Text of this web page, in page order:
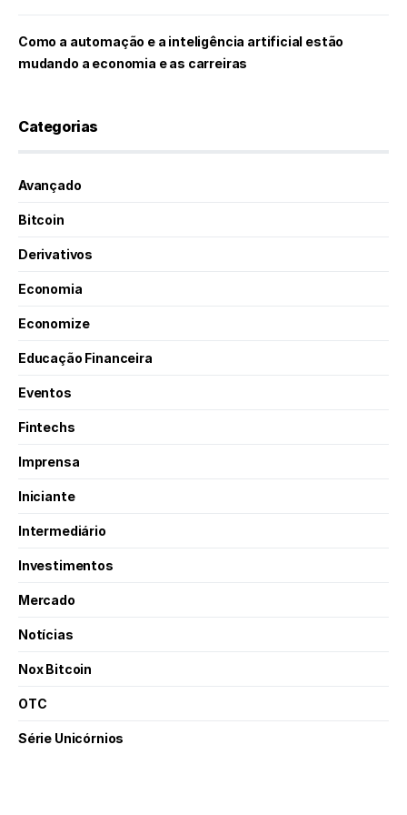
Como a automação e a inteligência artificial estão
mudando a economia e as carreiras
Categorias
Avançado
Bitcoin
Derivativos
Economia
Economize
Educação Financeira
Eventos
Fintechs
Imprensa
Iniciante
Intermediário
Investimentos
Mercado
Notícias
Nox Bitcoin
OTC
Série Unicórnios